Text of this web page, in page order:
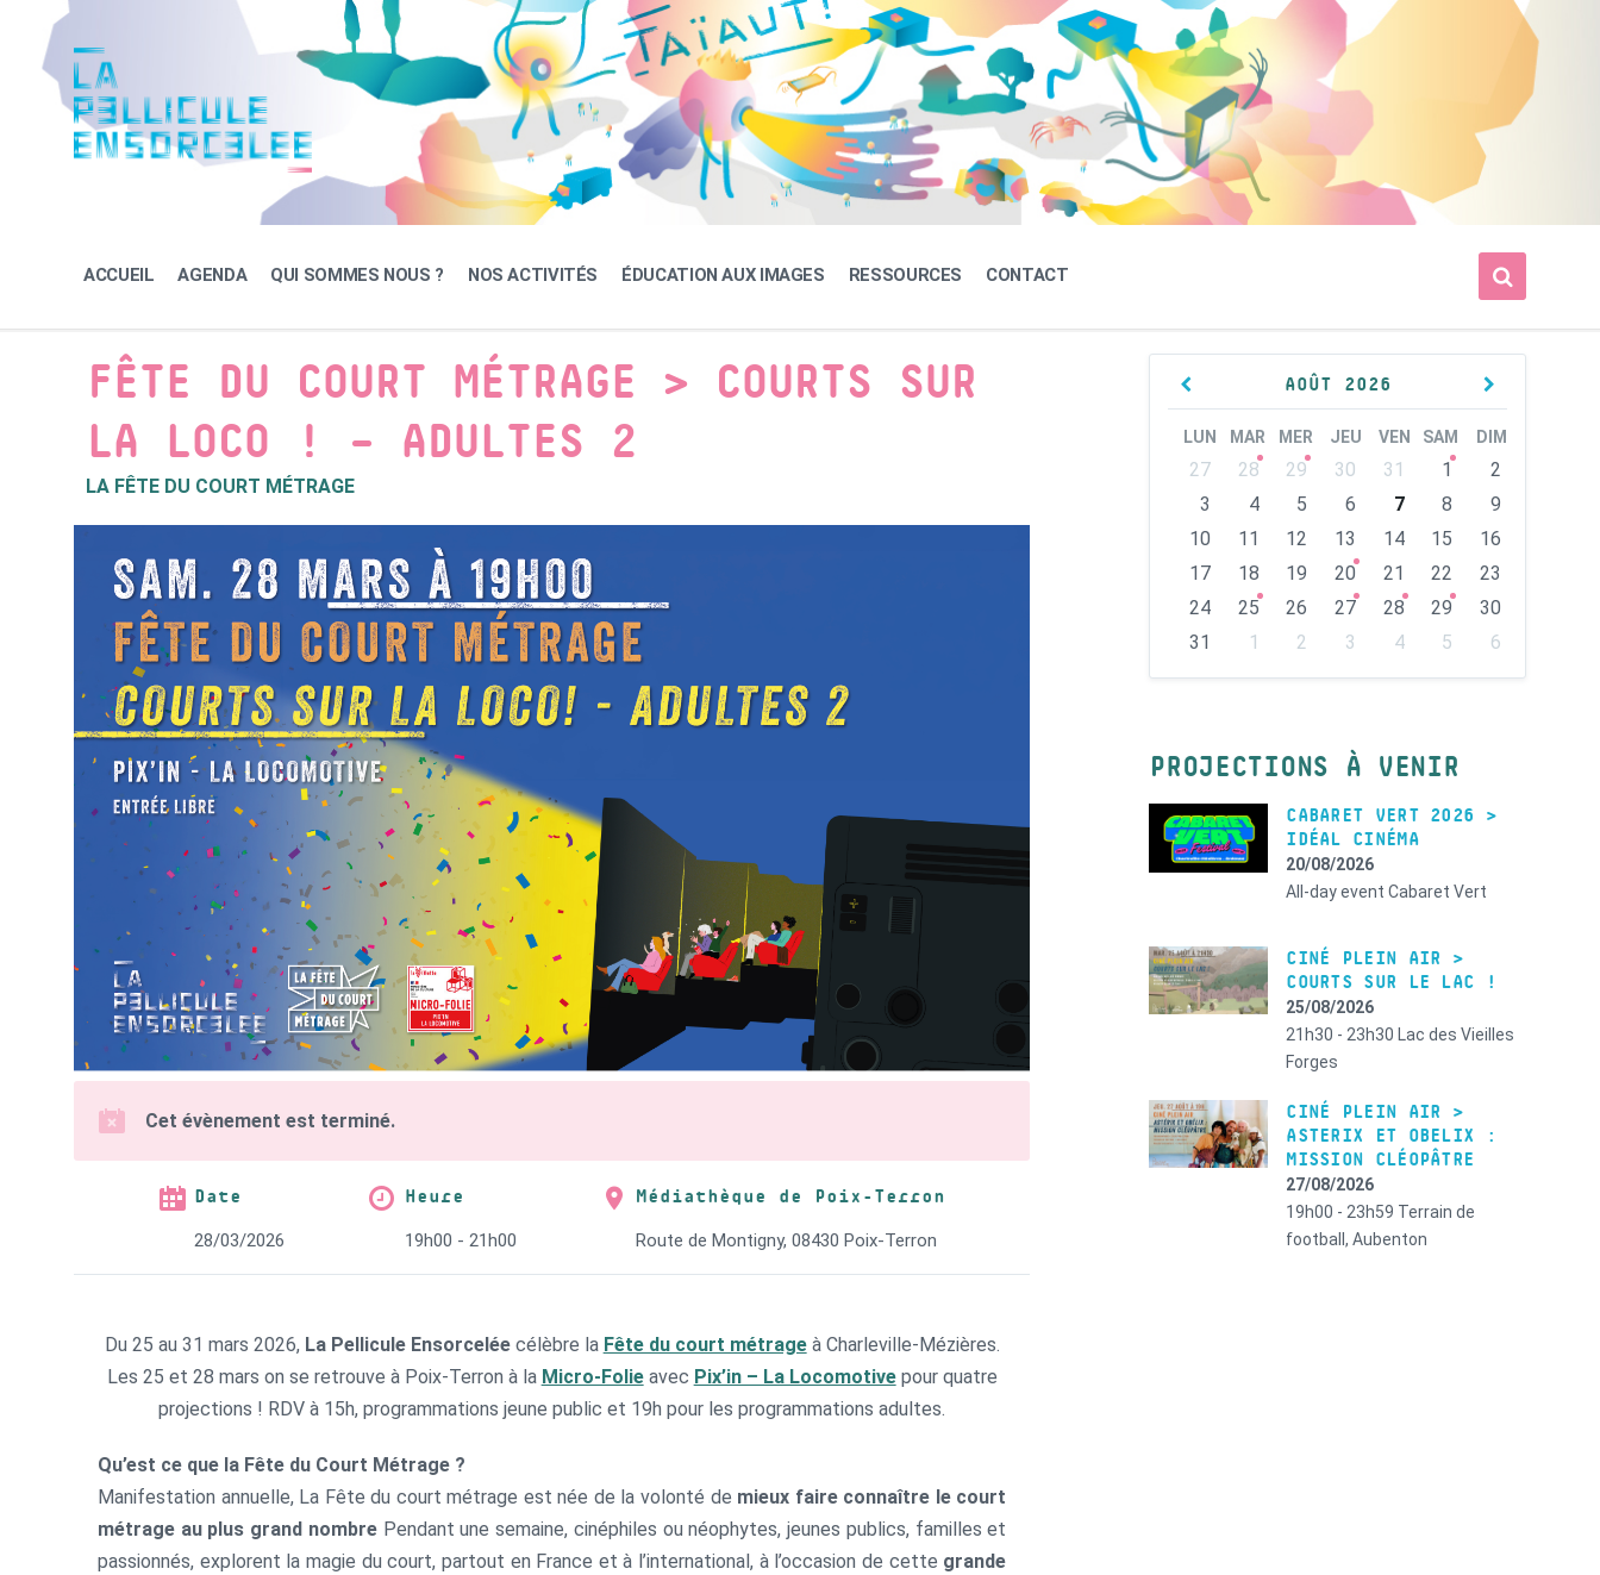
content
navigation
footer
ACCUEIL AGENDA QUI SOMMES NOUS ? NOS ACTIVITÉS ÉDUCATION AUX IMAGES RESSOURCES CONTACT
FÊTE DU COURT MÉTRAGE > COURTS SUR
LA LOCO ! – ADULTES 2
LA FÊTE DU COURT MÉTRAGE
Cet évènement est terminé.
Date
28/03/2026
Heure
19h00 - 21h00
Médiathèque de Poix-Terron
Route de Montigny, 08430 Poix-Terron
Du 25 au 31 mars 2026, La Pellicule Ensorceléecélèbre la Fête du court métrageà Charleville-Mézières.
Les 25 et 28 mars on se retrouve à Poix-Terron à la Micro-Folieavec Pix’in – La Locomotivepour quatre
projections ! RDV à 15h, programmations jeune public et 19h pour les programmations adultes.
Qu’est ce que la Fête du Court Métrage ?
Manifestation annuelle, La Fête du court métrage est née de la volonté de mieux faire connaître le court
métrage au plus grand nombrePendant une semaine, cinéphiles ou néophytes, jeunes publics, familles et
passionnés, explorent la magie du court, partout en France et à l’international, à l’occasion de cette grande
AOÛT 2026
Previous
Next
LUN MAR MER JEU VEN SAM DIM
Skip
calendar
days
27 28 29 30 31 1
2
3
4 5 6 7 8
9
10
11 12 13 14 15
16
17
18 19 20 21 22
23
24
25 26 27 28 29
30
31
1 2 3 4 5
6
PROJECTIONS À VENIR
CABARET VERT 2026 >
IDÉAL CINÉMA
20/08/2026
All-day eventCabaret Vert
CINÉ PLEIN AIR >
COURTS SUR LE LAC !
25/08/2026
21h30 - 23h30 Lac des Vieilles
Forges
CINÉ PLEIN AIR >
ASTERIX ET OBELIX :
MISSION CLÉOPÂTRE
27/08/2026
19h00 - 23h59 Terrain de
football, Aubenton